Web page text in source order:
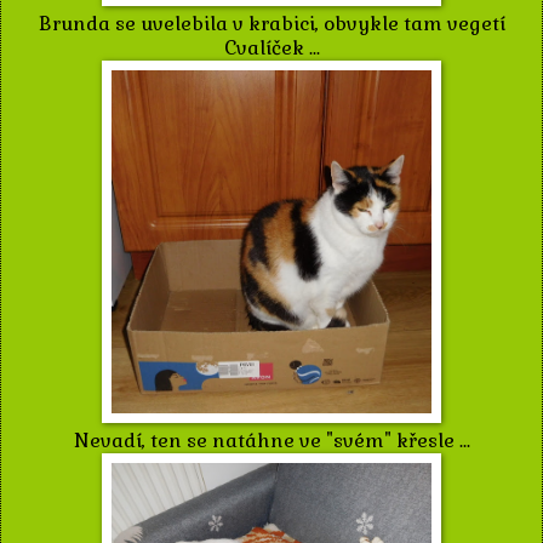
Brunda se uvelebila v krabici, obvykle tam vegetí
Cvalíček ...
Nevadí, ten se natáhne ve "svém" křesle ...